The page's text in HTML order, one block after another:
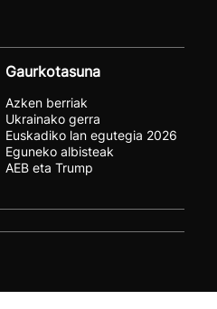
Gaurkotasuna
Azken berriak
Ukrainako gerra
Euskadiko lan egutegia 2026
Eguneko albisteak
AEB eta Trump